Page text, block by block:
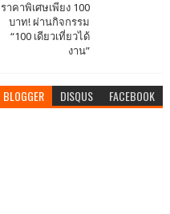
ราคาพิเศษเพียง 100
บาท! ผ่านกิจกรรม
“100 เดียวเที่ยวได้
งาน”
BLOGGER DISQUS FACEBOOK